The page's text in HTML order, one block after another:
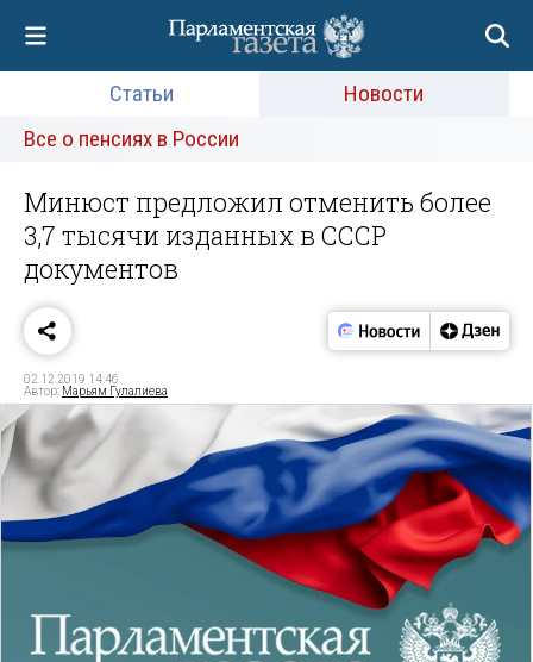
Статьи
Новости
Все о пенсиях в России
Минюст предложил отменить более
3,7 тысячи изданных в СССР
документов
02.12.2019 14:46
Автор: Марьям Гулалиева